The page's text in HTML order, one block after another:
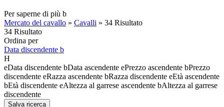
Per saperne di più b
Mercato del cavallo » Cavalli » 34 Risultato
34 Risultato
Ordina per
Data discendente b
H
eData discendente bData ascendente ePrezzo ascendente bPrezzo
discendente eRazza ascendente bRazza discendente eEtà ascendente
bEtà discendente eAltezza al garrese ascendente bAltezza al garrese
discendente
Salva ricerca